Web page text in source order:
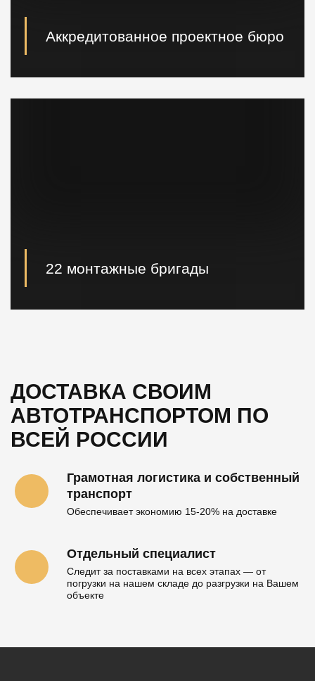
Аккредитованное проектное бюро
22 монтажные бригады
ДОСТАВКА СВОИМ
АВТОТРАНСПОРТОМ ПО
ВСЕЙ РОССИИ
Грамотная логистика и собственный
транспорт
Обеспечивает экономию 15-20% на доставке
Отдельный специалист
Следит за поставками на всех этапах — от
погрузки на нашем складе до разгрузки на Вашем
объекте